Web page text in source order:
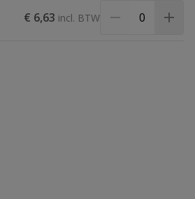
€ 6,63